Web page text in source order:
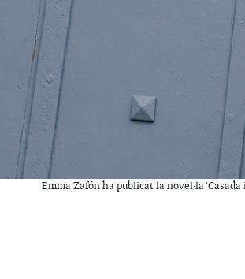
Emma Zafón ha publicat la novel·la